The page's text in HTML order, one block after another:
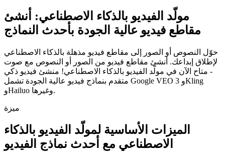
مولّد الفيديو بالذكاء الاصطناعي: أنشئ
مقاطع فيديو عالية الجودة بأحدث النماذج
حوّل النصوص أو الصور إلى مقاطع فيديو مذهلة بالذكاء الاصطناعي
لإطلاق إبداعك. أنشئ مقاطع فيديو من الصور أو النصوص مع صوت
- متاح الآن في مولّد الفيديو بالذكاء الاصطناعي! منشئ فيديو ذكي
متقدم بنماذج فيديو عالية الجودة تشمل Google VEO 3 وKling
وHailuo وغيرها.
ميزة
الميزات الأساسية لمولّد الفيديو بالذكاء
الاصطناعي مع أحدث نماذج الفيديو